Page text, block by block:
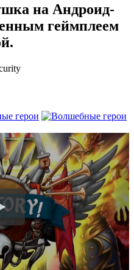
на Андроид-
геймплеем